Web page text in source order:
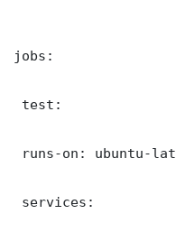
jobs:
test:
runs-on: ubuntu-
services: